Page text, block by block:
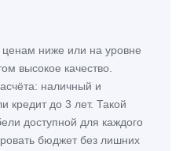
ниже или на уровне
высокое качество.
наличный и
кредит до 3 лет. Такой
доступной для каждого
бюджет без лишних